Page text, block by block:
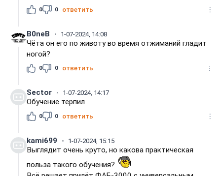
0 0 ответить
B0neB 1-07-2024, 14:08
Чёта он его по животу во время отжиманий гладит
ногой?
0 0 ответить
Sector 1-07-2024, 14:17
Обучение терпил
0 0 ответить
kami699 1-07-2024, 15:15
Выглядит очень круто, но какова практическая
польза такого обучения?